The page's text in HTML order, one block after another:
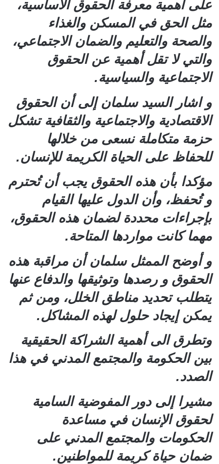
على أهمية معرفة الحقوق الأساسية،
مثل الحق في المسكن والغذاء
والصحة والتعليم والضمان الاجتماعي،
والتي لا تقل أهمية عن الحقوق
الاجتماعية والسياسية.
و اشار السيد سلمان إلى أن الحقوق
الاقتصادية والاجتماعية والثقافية تشكل
حزمة متكاملة نسعى من خلالها
للحفاظ على الحياة الكريمة للإنسان.
مؤكدا بأن هذه الحقوق يجب أن تُحترم
و تُحفظ، وأن الدول عليها القيام
بإجراءات محددة لضمان هذه الحقوق،
مهما كانت مواردها المتاحة.
و أوضح الممثل سلمان أن مراقبة هذه
الحقوق و رصدها وتوثيقها والدفاع عنها
يتطلب تحديد مناطق الخلل، ومن ثم
يمكن إيجاد حلول لهذه المشاكل.
وتطرق الى أهمية الشراكة الحقيقية
بين الحكومة والمجتمع المدني في هذا
الصدد.
مشيرا إلى دور المفوضية السامية
لحقوق الإنسان في مساعدة
الحكومات والمجتمع المدني على
ضمان حياة كريمة للمواطنين.